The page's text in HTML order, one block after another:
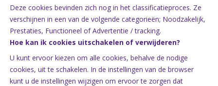
Deze cookies bevinden zich nog in het classificatieproces. Ze
verschijnen in een van de volgende categorieën; Noodzakelijk,
Prestaties, Functioneel of Advertentie / tracking.
Hoe kan ik cookies uitschakelen of verwijderen?
U kunt ervoor kiezen om alle cookies, behalve de nodige
cookies, uit te schakelen. In de instellingen van de browser
kunt u de instellingen wijzigen om ervoor te zorgen dat